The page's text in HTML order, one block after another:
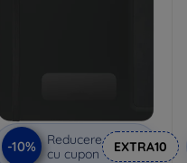
-10%
Reducere
cu cupon
EXTRA10